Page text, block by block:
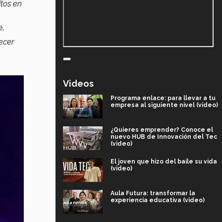
en
Videos
Programa enlace: para llevar a tu
empresa al siguiente nivel (video)
¿Quieres emprender? Conoce el
nuevo HUB de Innovación del Tec
(video)
El joven que hizo del baile su vida
(video)
Aula Futura: transformar la
experiencia educativa (video)